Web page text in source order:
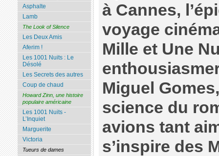
à Cannes,
voyage
Mille et Une
Miguel
science du
avions tant
s’inspire des
Asphalte
Lamb
The Look of Silence
Les Deux Amis
Aferim !
Les 1001 Nuits : Le
Désolé
Les Secrets des autres
Coup de chaud
Howard Zinn, une histoire
populaire américaine
Les 1001 Nuits -
L’Inquiet
Marguerite
Victoria
Tueurs de dames